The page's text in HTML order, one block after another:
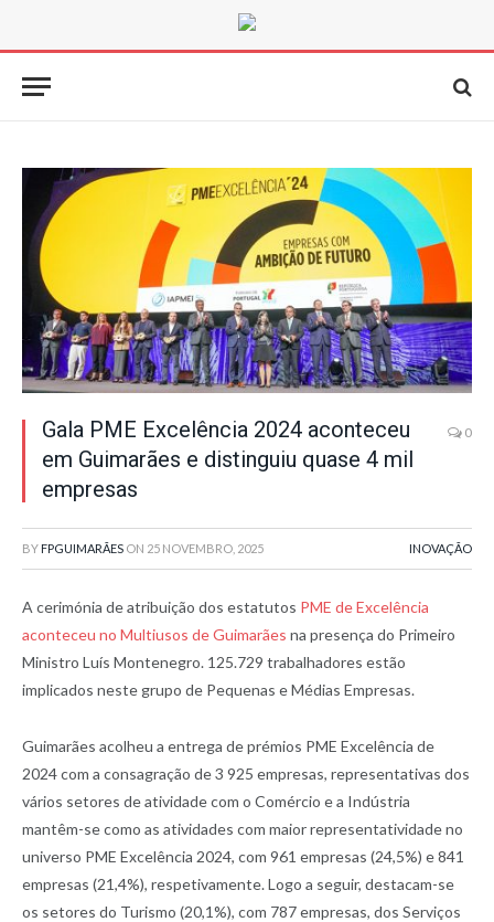
Gala PME Excelência 2024 aconteceu
em Guimarães e distinguiu quase 4 mil
empresas
0
BY FPGUIMARÃES ON 25 NOVEMBRO, 2025 INOVAÇÃO
A cerimónia de atribuição dos estatutos PME de Excelência
aconteceu no Multiusos de Guimarães na presença do Primeiro
Ministro Luís Montenegro. 125.729 trabalhadores estão
implicados neste grupo de Pequenas e Médias Empresas.
Guimarães acolheu a entrega de prémios PME Excelência de
2024 com a consagração de 3 925 empresas, representativas dos
vários setores de atividade com o Comércio e a Indústria
mantêm-se como as atividades com maior representatividade no
universo PME Excelência 2024, com 961 empresas (24,5%) e 841
empresas (21,4%), respetivamente. Logo a seguir, destacam-se
os setores do Turismo (20,1%), com 787 empresas, dos Serviços